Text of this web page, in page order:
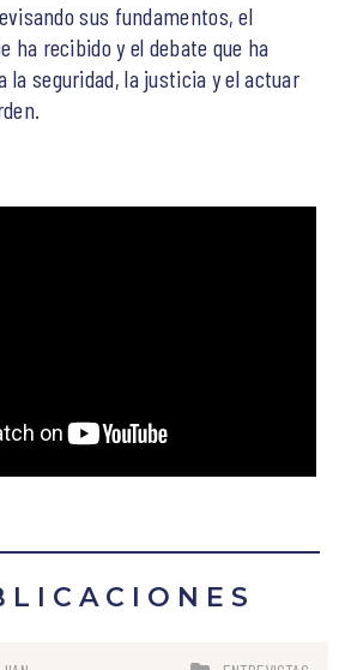
sus fundamentos, el
ha recibido y el debate que ha
la seguridad, la justicia y el actuar